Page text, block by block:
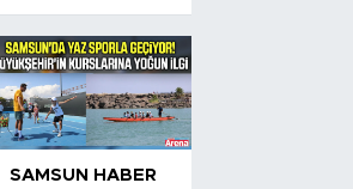
uğradı
SAMSUN HABER